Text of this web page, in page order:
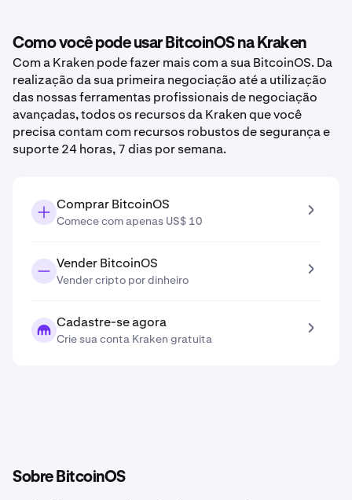
Como você pode usar BitcoinOS na Kraken
Com a Kraken pode fazer mais com a sua BitcoinOS. Da
realização da sua primeira negociação até a utilização
das nossas ferramentas profissionais de negociação
avançadas, todos os recursos da Kraken que você
precisa contam com recursos robustos de segurança e
suporte 24 horas, 7 dias por semana.
Comprar BitcoinOS
Comece com apenas US$ 10
Vender BitcoinOS
Vender cripto por dinheiro
Cadastre-se agora
Crie sua conta Kraken gratuita
Sobre BitcoinOS